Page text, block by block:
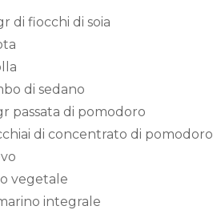
di fiocchi di soia
di sedano
passata di pomodoro
di concentrato di pomodoro
vegetale
integrale